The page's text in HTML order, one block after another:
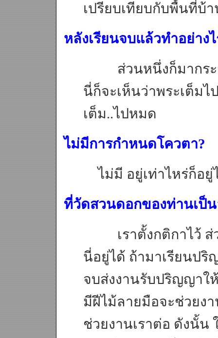
เปรียบเทียบกับพื้นที่บ้า
หลังเรียนจบแล้วทำอย่าง
ส่วนหนึ่งก็มากระจุ
นี่ก็จะเห็นว่าพระเต็ม
เต็ม..ไปหมด
ไม่มีการกำหนดโควตา?
ไม่มี อยู่เท่าไหร่ก็อยู่ไ
ที่วัดสวนดอกของท่านเป็น
เราตั้งกติกาไว้ ส่ว
นี่อยู่ได้ ถ้ามาเรียนปริ
จบส่งงานรับปริญญาใ
มีฝีไม้ลายมือจะช่วยง
ช่วยงานเราต่อ ดังนั้น